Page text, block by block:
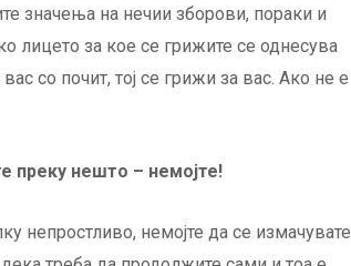
значења на нечии зборови, пораки и
лицето за кое се грижите се однесува
со почит, тој се грижи за вас. Ако не е
преку нешто – немојте!
непростливо, немојте да се измачувате